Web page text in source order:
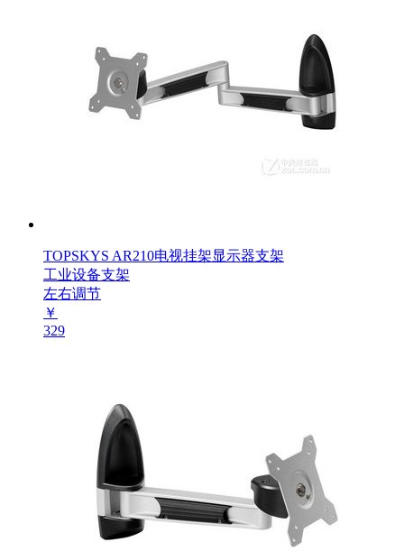
TOPSKYS AR210电视挂架显示器支架
工业设备支架
左右调节
￥
329